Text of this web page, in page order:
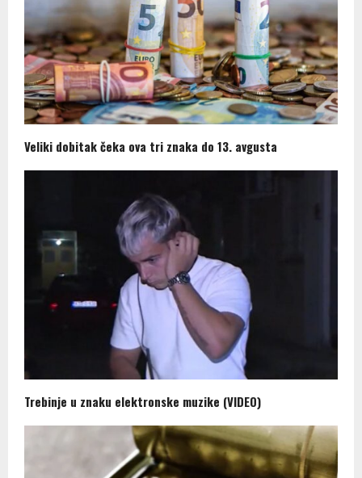
Veliki dobitak čeka ova tri znaka do 13. avgusta
Trebinje u znaku elektronske muzike (VIDEO)